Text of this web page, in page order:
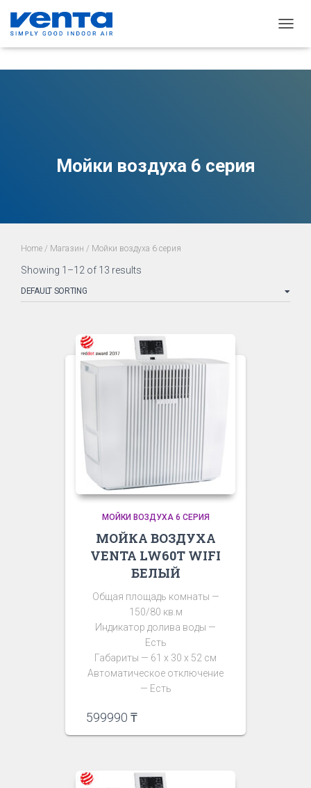
Мойки воздуха 6 серия
Home / Магазин / Мойки воздуха 6 серия
Showing 1–12 of 13 results
МОЙКИ ВОЗДУХА 6 СЕРИЯ
МОЙКА ВОЗДУХА
VENTA LW60T WIFI
БЕЛЫЙ
Общая площадь комнаты —
150/80 кв.м
Индикатор долива воды —
Есть
Габариты — 61 х 30 х 52 см
Автоматическое отключение
— Есть
599990 ₸